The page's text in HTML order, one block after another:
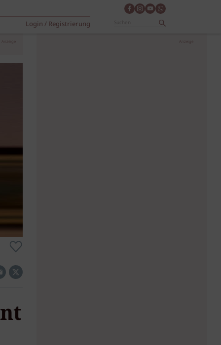
Login / Registrierung
Anzeige Anzeige